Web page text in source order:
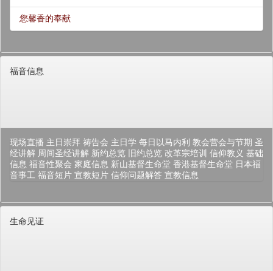
您馨香的奉献
福音信息
现场直播 主日崇拜 祷告会 主日学 每日以马内利 教会营会与节期 圣
经讲解 周间圣经讲解 新约总览 旧约总览 改革宗培训 信仰教义 基础
信息 福音性聚会 家庭信息 新山基督生命堂 香港基督生命堂 日本福
音事工 福音短片 宣教短片 信仰问题解答 宣教信息
生命见证